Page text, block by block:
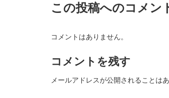
この投稿へのコメン
コメントはありません。
コメントを残す
メールアドレスが公開されることはあ